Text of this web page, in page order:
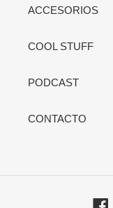
ACCESORIOS
COOL STUFF
PODCAST
CONTACTO